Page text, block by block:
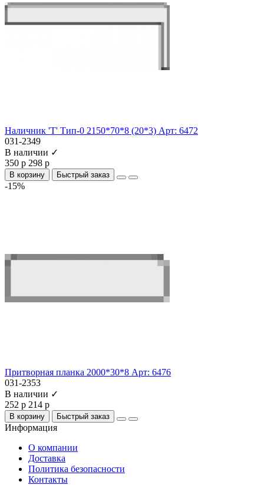
Наличник 'Т' Тип-0 2150*70*8 (20*3) Арт: 6472
031-2349
В наличии ✓
350 р 298 р
В корзину Быстрый заказ
-15%
Притворная планка 2000*30*8 Арт: 6476
031-2353
В наличии ✓
252 р 214 р
В корзину Быстрый заказ
Информация
О компании
Доставка
Политика безопасности
Контакты